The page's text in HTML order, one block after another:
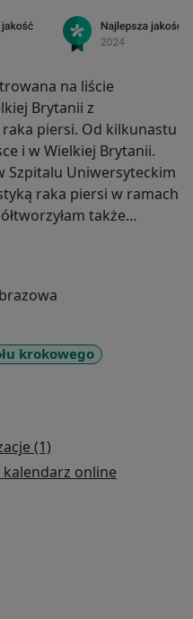
na liście
Brytanii z
piersi. Od kilkunastu
i w Wielkiej Brytanii.
Szpitalu Uniwersyteckim
raka piersi w ramach
także
im Rydygiera w
Szpitalu Aberdeen
Szpitalu w Maidstone.
(Europejskiego
( Europejskiego
oraz BSBR (
Piersi). Zajmuję
stereotaktyczne
krokowego
(1)
kalendarz online